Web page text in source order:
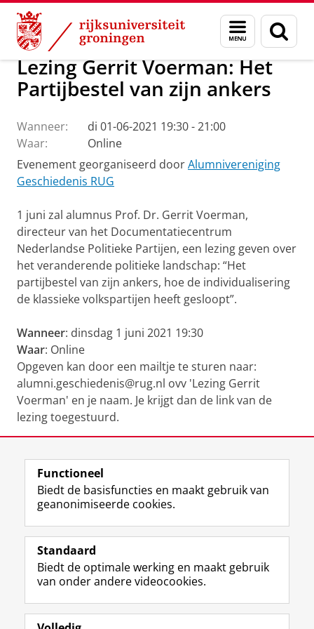
Skip
Content
Skip
Navigation
Menu
en
zoeken
Alumni
Lezing Gerrit Voerman: Het
Partijbestel van zijn ankers
Wanneer:
di 01-06-2021 19:30 - 21:00
Waar:
Online
Evenement georganiseerd doorAlumnivereniging
Geschiedenis RUG
1 juni zal alumnus Prof. Dr. Gerrit Voerman,
directeur van het Documentatiecentrum
Nederlandse Politieke Partijen, een lezing geven over
het veranderende politieke landschap: “Het
partijbestel van zijn ankers, hoe de individualisering
de klassieke volkspartijen heeft gesloopt”.
Wanneer: dinsdag 1 juni 2021 19:30
Waar: Online
Opgeven kan door een mailtje te sturen naar:
alumni.geschiedenis@rug.nl ovv 'Lezing Gerrit
Voerman' en je naam. Je krijgt dan de link van de
lezing toegestuurd.
Volg de RUG
F
a
e
b
o
L
i
k
e
I
R
S
-
f
e
I
n
t
r
Y
o
T
e
Studiekiezers
Alumni
Functioneel
Biedt de basisfuncties en maakt gebruik van
geanonimiseerde cookies.
Standaard
Biedt de optimale werking en maakt gebruik
van onder andere videocookies.